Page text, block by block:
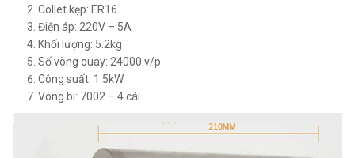
Collet kẹp: ER16
Điện áp: 220V – 5A
Khối lượng: 5.2kg
Số vòng quay: 24000 v/p
Công suất: 1.5kW
Vòng bi: 7002 – 4 cái